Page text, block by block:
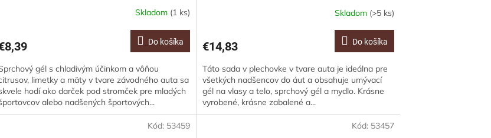
Skladom (1 ks)
Do košíka
gél s chladivým účinkom a vôňou
limetky a mäty v tvare závodného auta sa
hodí ako darček pod stromček pre mladých
alebo nadšených športových...
Skladom (>5 ks)
€14,83 Do košíka
Táto sada v plechovke v tvare auta je ideálna pre
všetkých nadšencov do áut a obsahuje umývací
gél na vlasy a telo, sprchový gél a mydlo. Krásne
vyrobené, krásne zabalené a...
Kód: 53459 Kód: 53457